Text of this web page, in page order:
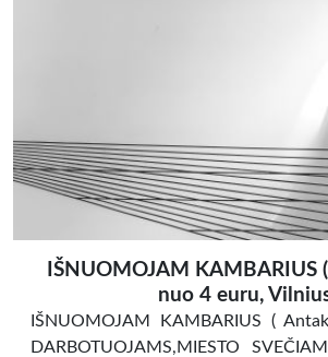
IŠNUOMOJAM KAMBARIUS
nuo 4 euru,
IŠNUOMOJAM KAMBARIUS (
DARBOTUOJAMS,MIESTO